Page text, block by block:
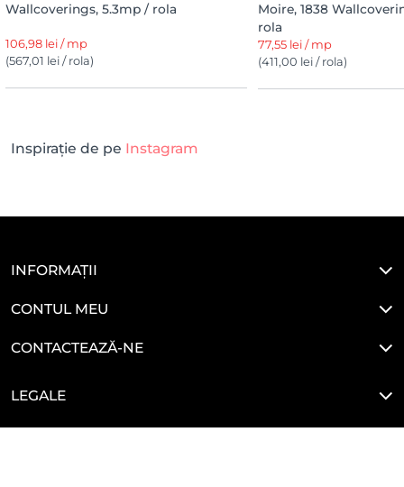
Wallcoverings, 5.3mp / rola
106,98 lei / mp
(567,01 lei / rola)
Moire, 1838
rola
77,55 lei / mp
(411,00 lei / rola)
Inspirație de pe Instagram
INFORMAȚII
CONTUL MEU
CONTACTEAZĂ-NE
LEGALE